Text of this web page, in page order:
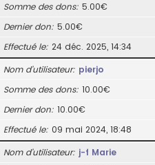
Somme des dons 5.00€
Dernier don 5.00€
Effectué le 24 déc. 2025, 14:34
Nom d’utilisateur pierjo
Somme des dons 10.00€
Dernier don 10.00€
Effectué le 09 mai 2024, 18:48
Nom d’utilisateur j-f Marie